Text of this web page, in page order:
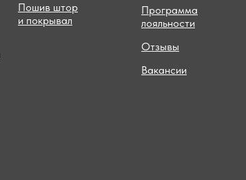
Пошив штор
и покрывал
Программа
лояльности
Отзывы
Вакансии